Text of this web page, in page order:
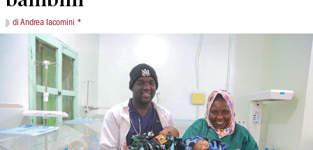
di Andrea Iacomini *